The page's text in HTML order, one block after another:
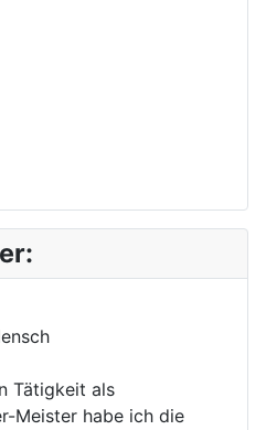
Tätigkeit als
Meister habe ich die